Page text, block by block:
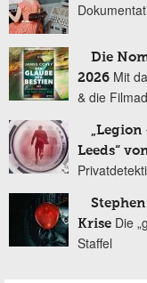
Die
2026 Mit
& die
„Legion
Leeds“
Krise Die
Staffel